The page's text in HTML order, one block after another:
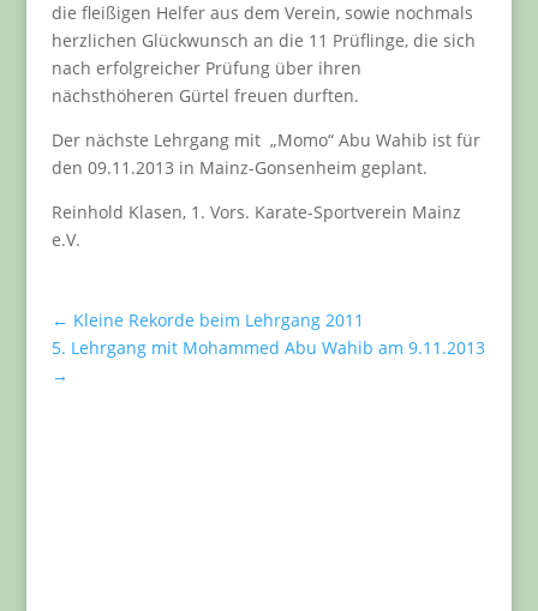
die fleißigen Helfer aus dem Verein, sowie nochmals
herzlichen Glückwunsch an die 11 Prüflinge, die sich
nach erfolgreicher Prüfung über ihren
nächsthöheren Gürtel freuen durften.
Der nächste Lehrgang mit „Momo“ Abu Wahib ist für
den 09.11.2013 in Mainz-Gonsenheim geplant.
Reinhold Klasen, 1. Vors. Karate-Sportverein Mainz
e.V.
← Kleine Rekorde beim Lehrgang 2011
5. Lehrgang mit Mohammed Abu Wahib am 9.11.2013
→